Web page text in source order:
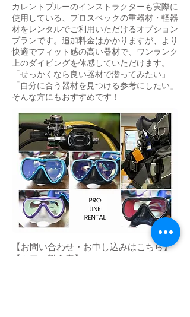
カレントブルーのインストラクターも実際に
使用している、プロスペックの重器材・軽器
材をレンタルでご利用いただけるオプション
プランです。追加料金はかかりますが、より
快適でフィット感の高い器材で、ワンランク
上のダイビングを体感していただけます。
「せっかくなら良い器材で潜ってみたい」
「自分に合う器材を見つける参考にしたい」
そんな方にもおすすめです！
【お問い合わせ・お申し込みはこちら】
【ツアー料金表】